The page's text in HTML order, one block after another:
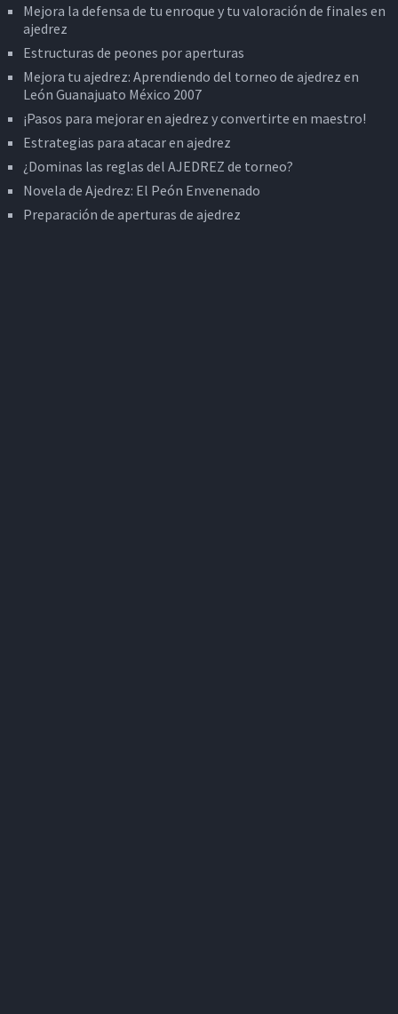
Mejora la defensa de tu enroque y tu valoración de finales en
ajedrez
Estructuras de peones por aperturas
Mejora tu ajedrez: Aprendiendo del torneo de ajedrez en
León Guanajuato México 2007
¡Pasos para mejorar en ajedrez y convertirte en maestro!
Estrategias para atacar en ajedrez
¿Dominas las reglas del AJEDREZ de torneo?
Novela de Ajedrez: El Peón Envenenado
Preparación de aperturas de ajedrez